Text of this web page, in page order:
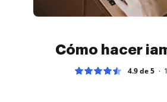
Cómo hacer
4.9 de 5